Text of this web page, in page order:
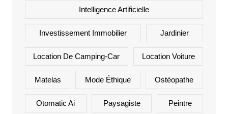
Intelligence Artificielle
Investissement Immobilier Jardinier
Location De Camping-Car Location Voiture
Matelas Mode Éthique Ostéopathe
Otomatic Ai Paysagiste Peintre